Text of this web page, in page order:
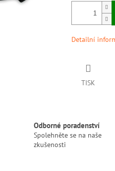
Detailní
TISK
Odborné poradenství
Spolehněte se na naše
zkušenosti